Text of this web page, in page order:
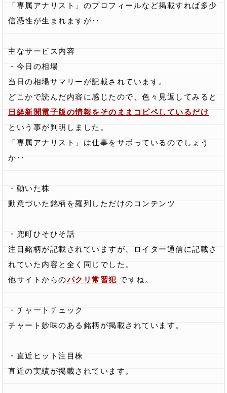
「専属アナリスト」のプロフィールなど掲載すれば多少
信憑性が生まれますが‥
主なサービス内容
・今日の相場
当日の相場サマリーが記載されています。
どこかで読んだ内容に感じたので、色々見返してみると
日経新聞電子版の情報をそのままコピペしているだけ
という事が判明しました。
「専属アナリスト」は仕事をサボっているのでしょう
か‥
・動いた株
動意づいた銘柄を羅列しただけのコンテンツ
・兜町ひそひそ話
注目銘柄が記載されていますが、ロイター通信に記載さ
れていた内容と全く同じでした。
他サイトからのパクリ常習犯 ですね。
・チャートチェック
チャート妙味のある銘柄が掲載されています。
・直近ヒット注目株
直近の実績が掲載されています。